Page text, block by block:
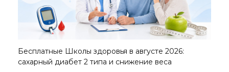
Бесплатные Школы здоровья в августе 2026:
сахарный диабет 2 типа и снижение веса